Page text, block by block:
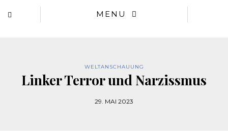
MENU
WELTANSCHAUUNG
Linker Terror und Narzissmus
29. MAI 2023